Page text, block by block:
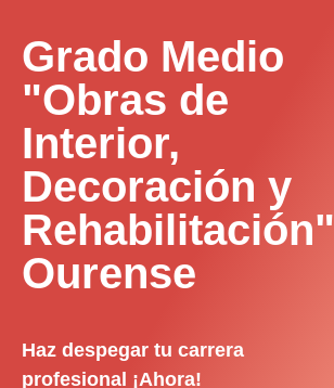
Grado Medio
"Obras de
Interior,
Decoración y
Rehabilitación"
Ourense
Haz despegar tu carrera
profesional ¡Ahora!